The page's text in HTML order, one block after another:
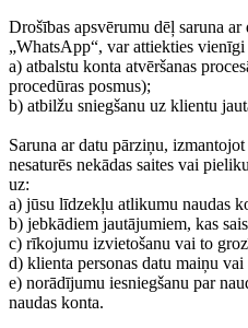
Drošības apsvērumu dēļ saruna
„WhatsApp“, var attiekties vienīgi
a) atbalstu konta atvēršanas
procedūras posmus);
b) atbilžu sniegšanu uz klientu
Saruna ar datu pārziņu,
nesaturēs nekādas saites vai
uz:
a) jūsu līdzekļu atlikumu naudas
b) jebkādiem jautājumiem, kas
c) rīkojumu izvietošanu vai to
d) klienta personas datu maiņu vai
e) norādījumu iesniegšanu par
naudas konta.